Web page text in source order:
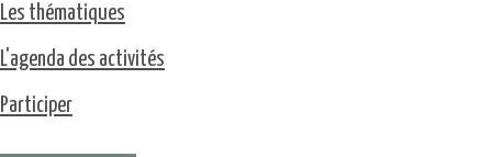
Les thématiques
L'agenda des activités
Participer